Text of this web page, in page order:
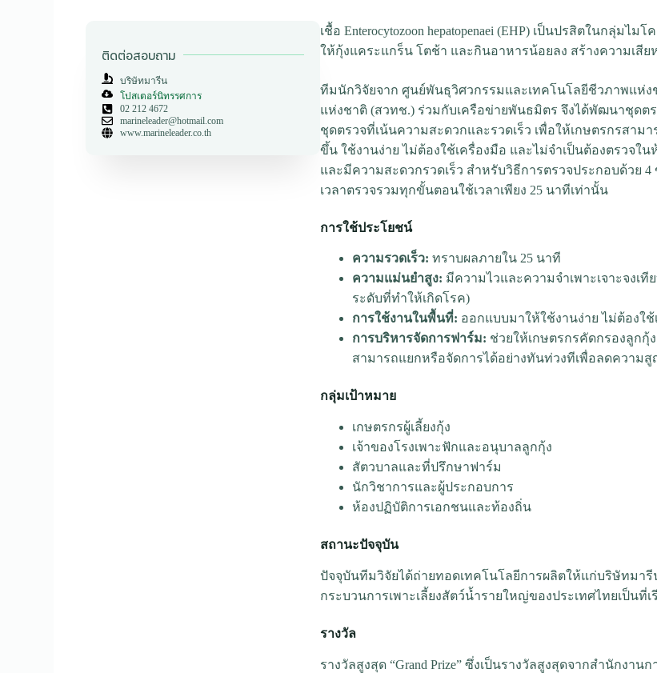
ติดต่อสอบถาม
บริษัทมารีน
โปสเตอร์นิทรรศการ
02 212 4672
marineleader@hotmail.com
www.marineleader.co.th
เชื้อ Enterocytozoon hepatopenaei (EHP) เป็นปรสิตในกลุ่ม
ให้กุ้งแคระแกร็น โตช้า และกินอาหารน้อยลง สร้างความเสีย
ทีมนักวิจัยจาก ศูนย์พันธุวิศวกรรมและเทคโนโลยีชีวภาพแห่
แห่งชาติ (สวทช.) ร่วมกับเครือข่ายพันธมิตร จึงได้พัฒนาชุดต
ชุดตรวจที่เน้นความสะดวกและรวดเร็ว เพื่อให้เกษตรกรสาม
ขึ้น ใช้งานง่าย ไม่ต้องใช้เครื่องมือ และไม่จำเป็นต้องตรวจใ
และมีความสะดวกรวดเร็ว สำหรับวิธีการตรวจประกอบด้วย
เวลาตรวจรวมทุกขั้นตอนใช้เวลาเพียง 25 นาทีเท่านั้น
การใช้ประโยชน์
ความรวดเร็ว: ทราบผลภายใน 25 นาที
ความแม่นยำสูง: มีความไวและความจำเพาะเจาะจงเ
ระดับที่ทำให้เกิดโรค)
การใช้งานในพื้นที่: ออกแบบมาให้ใช้งานง่าย ไม่ต้องใ
การบริหารจัดการฟาร์ม: ช่วยให้เกษตรกรคัดกรองลูกกุ้
สามารถแยกหรือจัดการได้อย่างทันท่วงทีเพื่อลดความสู
กลุ่มเป้าหมาย
เกษตรกรผู้เลี้ยงกุ้ง
เจ้าของโรงเพาะฟักและอนุบาลลูกกุ้ง
สัตวบาลและที่ปรึกษาฟาร์ม
นักวิชาการและผู้ประกอบการ
ห้องปฏิบัติการเอกชนและท้องถิ่น
สถานะปัจจุบัน
ปัจจุบันทีมวิจัยได้ถ่ายทอดเทคโนโลยีการผลิตให้แก่บริษัทมา
กระบวนการเพาะเลี้ยงสัตว์น้ำรายใหญ่ของประเทศไทยเป็นที่เ
รางวัล
รางวัลสูงสุด “Grand Prize” ซึ่งเป็นรางวัลสูงสุดจากสำนักงา